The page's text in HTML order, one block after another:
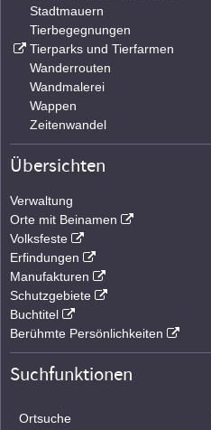
Stadtmauern
Tierbegegnungen
Tierparks und Tierfarmen
Wanderrouten
Wandmalerei
Wappen
Zeitenwandel
Übersichten
Verwaltung
Orte mit Beinamen
Volksfeste
Erfindungen
Manufakturen
Schutzgebiete
Buchtitel
Berühmte Persönlichkeiten
Suchfunktionen
Ortsuche